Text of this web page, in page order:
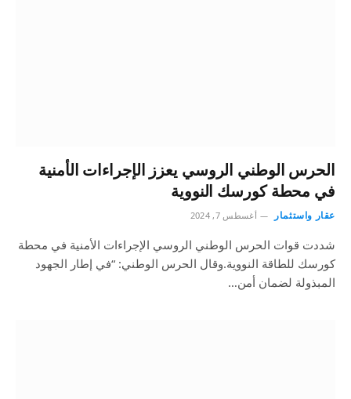
الحرس الوطني الروسي يعزز الإجراءات الأمنية
في محطة كورسك النووية
عقار واستثمار أغسطس 7, 2024
شددت قوات الحرس الوطني الروسي الإجراءات الأمنية في محطة
كورسك للطاقة النووية.وقال الحرس الوطني: “في إطار الجهود
المبذولة لضمان أمن…